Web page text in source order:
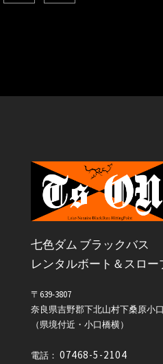
七色ダム ブラックバス
レンタルボート＆スロ
〒639-3807
奈良県吉野郡下北山村下桑原小
（県境付近・小口橋横）
電話： 07468-5-2104